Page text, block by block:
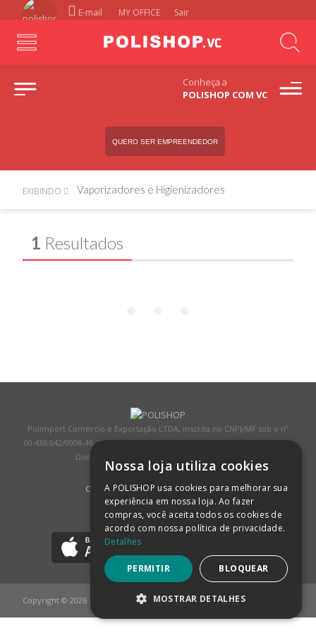
E-mail MY OFFICE Sair
Conheça a
POLISHOP COM VC
QUERO SER EMPREENDEDOR
EXIBINDO Vaporizadores e Higienizadores
1 Resultados
Polimport Comércio e Exportação LTDA, inscrita no CNPJ/MF sob o nº
00.436.042/0008-46, IE 407.458.707.103, com sede na Rua Kanebo, nº 175,
Distrito Industrial, Jundiaí/SP, CEP: 13213-090
COMPRA 100% SEGURA (SAIBA MAIS)
BAIXE NOSSO APP
Copyright © 2026
Nossa loja utiliza cookies
A POLISHOP usa cookies para melhorar sua
experiência em nossa loja. Ao fazer
compras, você aceita todos os cookies de
acordo com nossa política de privacidade.
Detalhes
PERMITIR BLOQUEAR
MOSTRAR DETALHES
ESTRITAMENTE NECESSÁRIOS